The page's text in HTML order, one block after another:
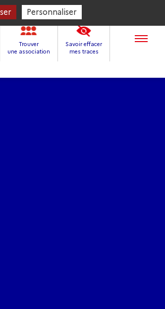
Trouver
une association
Savoir effacer
mes traces
Personnaliser